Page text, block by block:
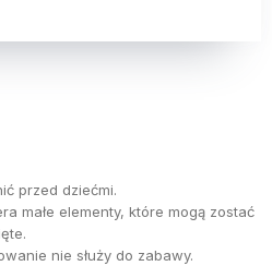
przed dziećmi.
małe elementy, które mogą zostać
nie służy do zabawy.